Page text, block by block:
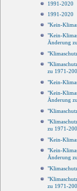
1991-2020
1991-2020
"Kein-
"Kein-
Änderung
zu 1971-
"Kein-
"Kein-
Änderung
zu 1971-
"Kein-
"Kein-
Änderung
zu 1971-